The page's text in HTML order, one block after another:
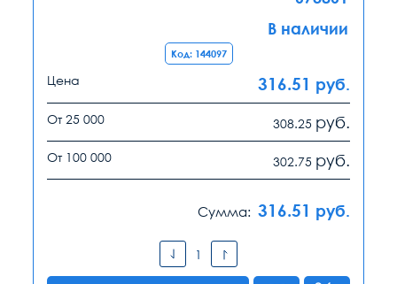
В наличии
Код: 144097
Цена 316.51 руб.
От 25 000 308.25 руб.
От 100 000 302.75 руб.
Сумма: 316.51 руб.